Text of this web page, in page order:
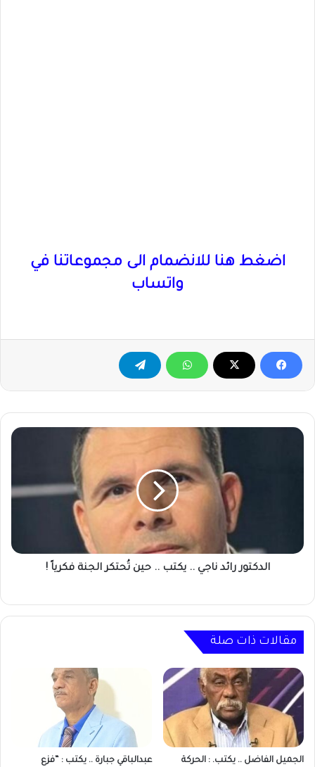
اضغط هنا للانضمام الى مجموعاتنا في
واتساب
الدكتور
الجنة
الدكتور رائد ناجي‎ .. يكتب .. حين تُحتكر الجنة فكرياً !
مقالات ذات صلة
الجميل الفاضل .. يكتب. : الحركة عبدالباقي جبارة .. يكتب : “فزع